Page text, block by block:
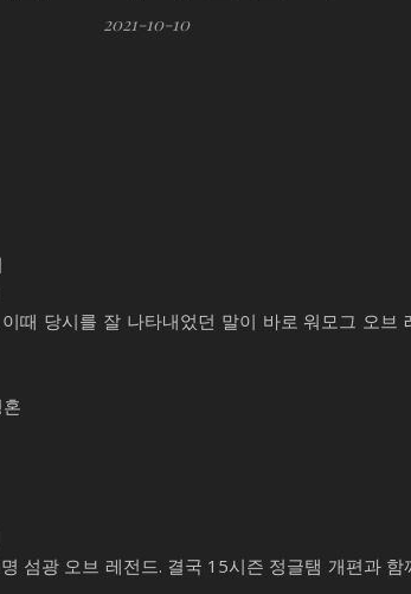
2021-10-10
때 당시를 잘 나타내었던 말이 바로 워모그 오브
섬광 오브 레전드. 결국 15시즌 정글탬 개편과 함